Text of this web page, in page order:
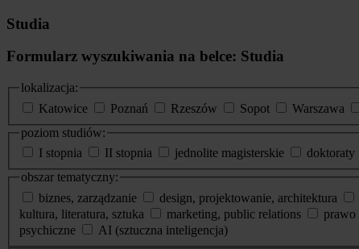
Studia
Formularz wyszukiwania na belce: Studia
lokalizacja:
Katowice
Poznań Rzeszów Sopot Warszawa
poziom studiów:
I stopnia
II stopnia jednolite magisterskie doktoraty
obszar tematyczny:
biznes, zarządzanie
design, projektowanie, architektura
kultura, literatura, sztuka
marketing, public relations prawo
psychiczne
AI (sztuczna inteligencja)